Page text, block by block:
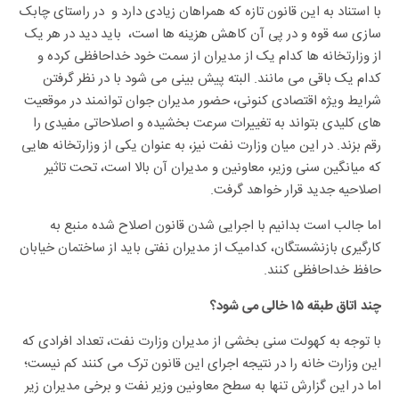
با استناد به این قانون تازه که همراهان زیادی دارد و در راستای چابک
سازی سه قوه و در پی آن کاهش هزینه ها است، باید دید در هر یک
از وزارتخانه ها کدام یک از مدیران از سمت خود خداحافظی کرده و
کدام یک باقی می مانند. البته پیش بینی می شود با در نظر گرفتن
شرایط ویژه اقتصادی کنونی، حضور مدیران جوان توانمند در موقعیت
های کلیدی بتواند به تغییرات سرعت بخشیده و اصلاحاتی مفیدی را
رقم بزند. در این میان وزارت نفت نیز، به عنوان یکی از وزارتخانه هایی
که میانگین سنی وزیر، معاونین و مدیران آن بالا است، تحت تاثیر
اصلاحیه جدید قرار خواهد گرفت.
اما جالب است بدانیم با اجرایی شدن قانون اصلاح شده منبع به
کارگیری بازنشستگان، کدامیک از مدیران نفتی باید از ساختمان خیابان
حافظ خداحافظی کنند.
چند اتاق طبقه ۱۵ خالی می شود؟
با توجه به کهولت سنی بخشی از مدیران وزارت نفت، تعداد افرادی که
این وزارت خانه را در نتیجه اجرای این قانون ترک می کنند کم نیست؛
اما در این گزارش تنها به سطح معاونین وزیر نفت و برخی مدیران زیر